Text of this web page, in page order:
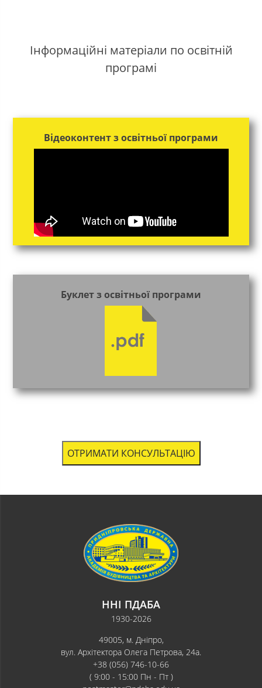
Інформаційні матеріали по освітній
програмі
Відеоконтент з освітньої програми
Буклет з освітньої програми
ОТРИМАТИ КОНСУЛЬТАЦІЮ
ННІ ПДАБА
1930-2026
49005, м. Дніпро,
вул. Архітектора Олега Петрова, 24а.
+38 (056) 746-10-66
( 9:00 - 15:00 Пн - Пт )